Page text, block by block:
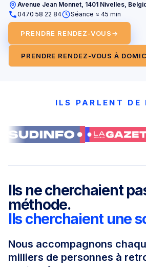
Avenue Jean Monnet, 1401 Nivelles,
0470 58 22 84
Séance ≈ 45 min
PRENDRE RENDEZ-VOUS→
PRENDRE RENDEZ-VOUS À
ILS PARLENT DE
Ils ne cherchaient
méthode.
Ils cherchaient une
Nous accompagnons
milliers de personnes à